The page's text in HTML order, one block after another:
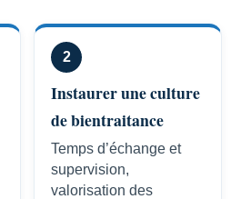
2
Instaurer une culture
de bientraitance
Temps d’échange et
supervision,
valorisation des